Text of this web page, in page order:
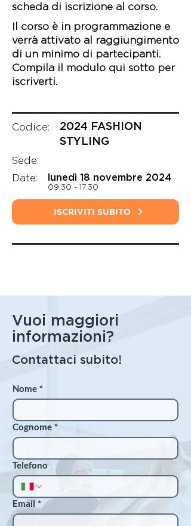
scheda di iscrizione al corso.
Il corso è in programmazione e
verrà attivato al raggiungimento
di un minimo di partecipanti.
Compila il modulo qui sotto per
iscriverti.
Codice:
2024 FASHION
STYLING
Sede:
Date:
lunedì 18 novembre 2024
09.30 - 17.30
ISCRIVITI SUBITO
Vuoi maggiori
informazioni?
Contattaci subito!
Nome *
Cognome *
Telefono
Email *